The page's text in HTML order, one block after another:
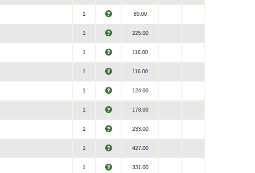
1 89.00
1 225.00
1 116.00
1 116.00
1 124.00
1 178.00
1 233.00
1 427.00
1 331.00